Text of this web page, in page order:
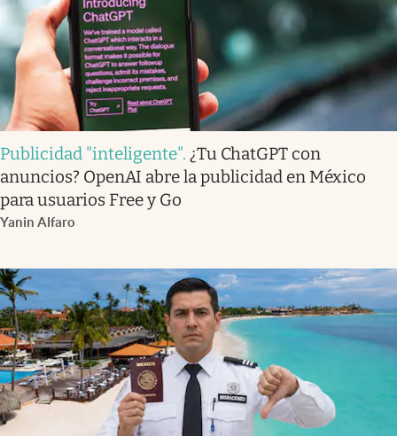
Publicidad "inteligente". ¿Tu ChatGPT con
anuncios? OpenAI abre la publicidad en México
para usuarios Free y Go
Yanin Alfaro